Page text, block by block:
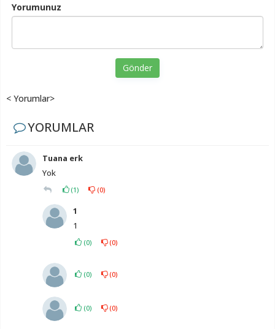
Yorumunuz
Gönder
< Yorumlar>
YORUMLAR
Tuana erk
Yok
(1) (0)
1
1
(0) (0)
(0) (0)
(0) (0)